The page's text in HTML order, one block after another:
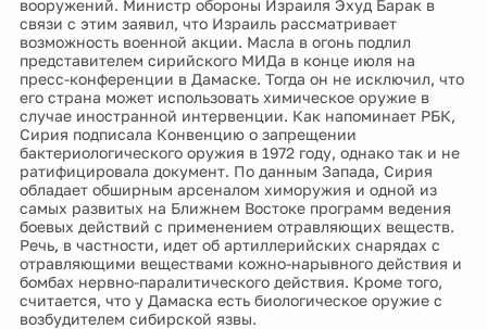
вооружений. Министр обороны Израиля Эхуд Барак в
связи с этим заявил, что Израиль рассматривает
возможность военной акции. Масла в огонь подлил
представителем сирийского МИДа в конце июля на
пресс-конференции в Дамаске. Тогда он не исключил, что
его страна может использовать химическое оружие в
случае иностранной интервенции. Как напоминает РБК,
Сирия подписала Конвенцию о запрещении
бактериологического оружия в 1972 году, однако так и не
ратифицировала документ. По данным Запада, Сирия
обладает обширным арсеналом химоружия и одной из
самых развитых на Ближнем Востоке программ ведения
боевых действий с применением отравляющих веществ.
Речь, в частности, идет об артиллерийских снарядах с
отравляющими веществами кожно-нарывного действия и
бомбах нервно-паралитического действия. Кроме того,
считается, что у Дамаска есть биологическое оружие с
возбудителем сибирской язвы.